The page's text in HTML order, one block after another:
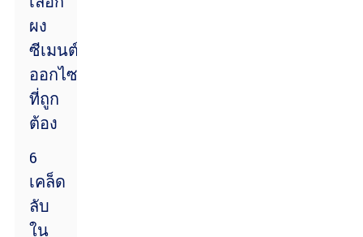
ผง
ซีเมนต์
ออกไซด์
ที่ถูก
ต้อง
6
เคล็ด
ลับ
ใน